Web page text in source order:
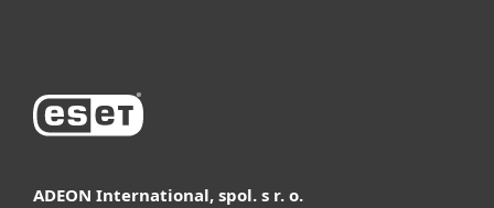
ADEON International, spol. s r. o.